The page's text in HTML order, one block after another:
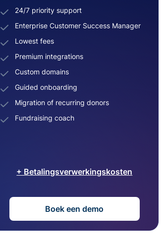
24/7 priority support
Enterprise Customer Success Manager
Lowest fees
Premium integrations
Custom domains
Guided onboarding
Migration of recurring donors
Fundraising coach
+ Betalingsverwerkingskosten
Boek een demo